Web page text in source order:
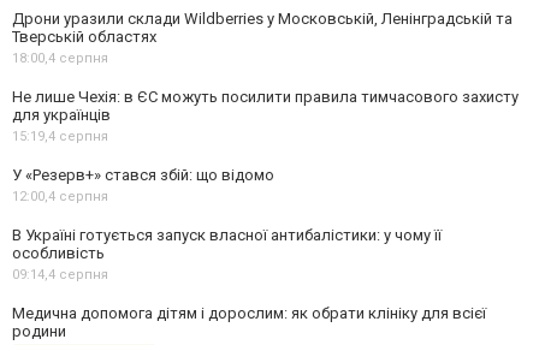
Дрони уразили склади Wildberries у Московській, Ленінградській та
Тверській областях
18:00,4 серпня
Не лише Чехія: в ЄС можуть посилити правила тимчасового захисту
для українців
15:19,4 серпня
У «Резерв+» стався збій: що відомо
12:00,4 серпня
В Україні готується запуск власної антибалістики: у чому її
особливість
09:14,4 серпня
Медична допомога дітям і дорослим: як обрати клініку для всієї
родини